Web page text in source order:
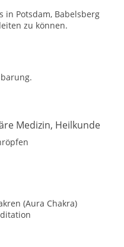
in Potsdam, Babelsberg
zu können.
Medizin, Heilkunde
(Aura Chakra)